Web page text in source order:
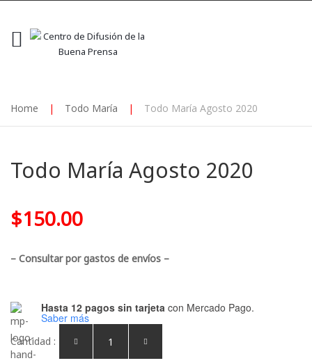
Home | Todo María | Todo María Agosto 2020
Todo María Agosto 2020
$150.00
– Consultar por gastos de envíos –
Hasta 12 pagos sin tarjeta con Mercado Pago.
Saber más
Cantidad :